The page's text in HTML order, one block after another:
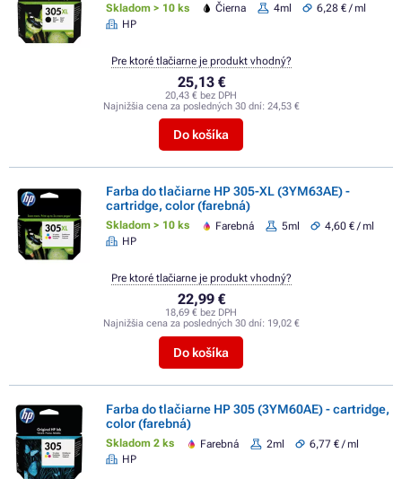
Skladom > 10 ks Čierna 4ml
6,28 € / ml
HP
25,13 €
20,43 € bez DPH
Najnižšia cena za posledných 30 dní: 24,53 €
Do košíka
Pre ktoré tlačiarne je produkt vhodný?
Farba do tlačiarne HP 305-XL (3YM63AE) -
cartridge, color (farebná)
Skladom > 10 ks Farebná 5ml
4,60 € / ml
HP
22,99 €
18,69 € bez DPH
Najnižšia cena za posledných 30 dní: 19,02 €
Do košíka
Pre ktoré tlačiarne je produkt vhodný?
Farba do tlačiarne HP 305 (3YM60AE) - cartridge,
color (farebná)
Skladom 2 ks Farebná 2ml
6,77 € / ml
HP